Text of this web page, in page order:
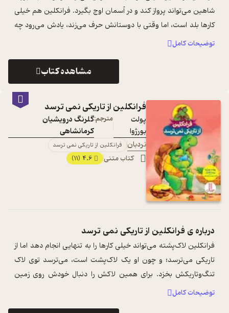
شاهین می‌تواند پرواز کند و در آسمان اوج بگیرد. فرانکلین هم خیلی
کارها بلد است، اما وقتی با دوستانش حرف می‌زند، یادش می‌رود چه
کارهایی ......
توضیحات کامل
مشاهده کتاب
فرانکلین از تاریکی نمی ترسد
پولت
بورژوا
مترجم:گلرنگ درویشیان
کرمانشاهی
نردبان
فرانکلین از تاریکی نمی ترسد
کتاب متنی 4.6
(11)
درباره ی فرانکلین از تاریکی نمی ترسد
فرانکلین لاک‌پشته می‌تواند خیلی کارها را به تنهایی انجام دهد اما از
تاریکی می‌ترسد؛ و چون او یک لاک‌پشت است، می‌ترسد توی لاک
تنگ‌وتاریکش بخزد. برای همین لاکش را دنبال خودش روی زمین
می‌کشد. بالاخره یک ...
توضیحات کامل